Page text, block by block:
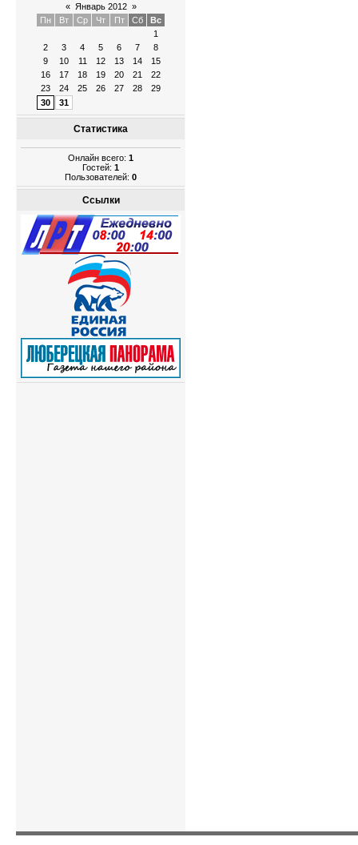
« Январь 2012 »
Пн
Вт Ср Чт Пт Сб
Вс
1
2
3 4 5 6 7
8
9
10 11 12 13 14
15
16
17 18 19 20 21
22
23
24 25 26 27 28
29
30
31
Статистика
Онлайн всего: 1
Гостей: 1
Пользователей: 0
Ссылки